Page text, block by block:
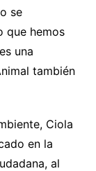
se
que hemos
una
también
Ciola
en la
al